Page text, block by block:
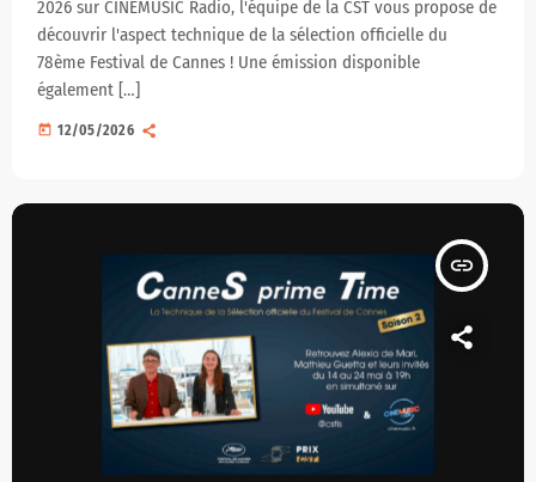
2026 sur CINEMUSIC Radio, l'équipe de la CST vous propose de
découvrir l'aspect technique de la sélection officielle du
78ème Festival de Cannes ! Une émission disponible
également […]
today 12/05/2026
insert_link